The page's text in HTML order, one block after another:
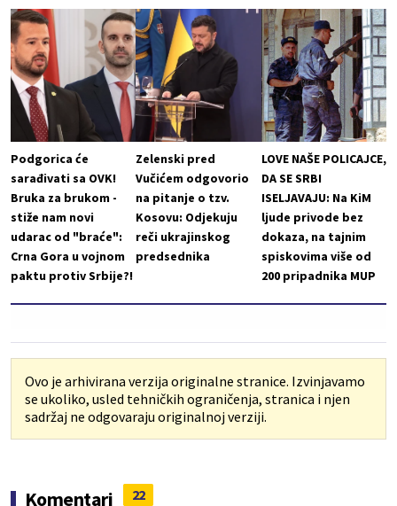
Podgorica će
sarađivati sa OVK!
Bruka za brukom -
stiže nam novi
udarac od "braće":
Crna Gora u vojnom
paktu protiv Srbije?!
Zelenski pred
Vučićem odgovorio
na pitanje o tzv.
Kosovu: Odjekuju
reči ukrajinskog
predsednika
LOVE NAŠE POLICAJCE,
DA SE SRBI
ISELJAVAJU: Na KiM
ljude privode bez
dokaza, na tajnim
spiskovima više od
200 pripadnika MUP
Ovo je arhivirana verzija originalne stranice. Izvinjavamo
se ukoliko, usled tehničkih ograničenja, stranica i njen
sadržaj ne odgovaraju originalnoj verziji.
Komentari 22